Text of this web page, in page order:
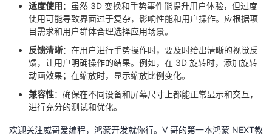
适度使用：虽然 3D 变换和手势事件能提升用户体验，但过度
使用可能导致界面过于复杂，影响性能和用户操作。应根据项
目需求和用户群体合理选择应用场景。
反馈清晰：在用户进行手势操作时，要及时给出清晰的视觉反
馈，让用户明确操作的结果。例如，在 3D 旋转时，添加旋转
动画效果；在缩放时，显示缩放比例变化。
兼容性：确保在不同设备和屏幕尺寸上都能正常显示和交互，
进行充分的测试和优化。
欢迎关注威哥爱编程，鸿蒙开发就你行。V 哥的第一本鸿蒙 NEXT教